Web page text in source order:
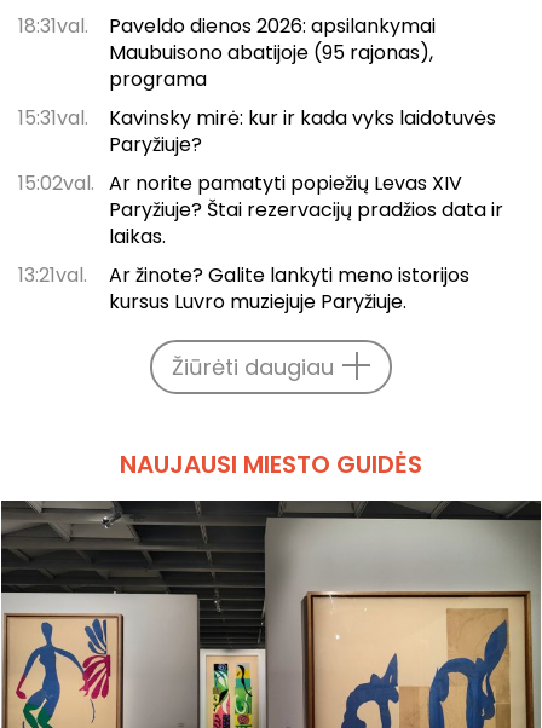
18:31val.
Paveldo dienos 2026: apsilankymai
Maubuisono abatijoje (95 rajonas),
programa
15:31val.
Kavinsky mirė: kur ir kada vyks laidotuvės
Paryžiuje?
15:02val. Ar norite pamatyti popiežių Levas XIV
Paryžiuje? Štai rezervacijų pradžios data ir
laikas.
13:21val.
Ar žinote? Galite lankyti meno istorijos
kursus Luvro muziejuje Paryžiuje.
Žiūrėti daugiau
NAUJAUSI MIESTO GUIDĖS